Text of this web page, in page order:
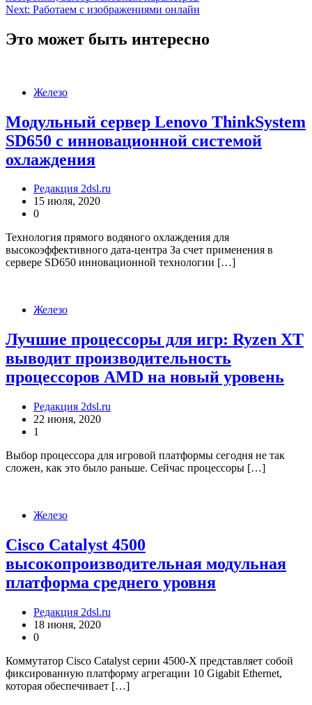
по
Next: Работаем с изображениями онлайн
Это может быть интересно
Железо
Модульный сервер Lenovo ThinkSystem
SD650 с инновационной системой
охлаждения
Редакция 2dsl.ru
15 июля, 2020
0
Технология прямого водяного охлаждения для
высокоэффективного дата-центра За счет применения в
сервере SD650 инновационной технологии […]
Железо
Лучшие процессоры для игр: Ryzen XT
выводит производительность
процессоров AMD на новый уровень
Редакция 2dsl.ru
22 июня, 2020
1
Выбор процессора для игровой платформы сегодня не так
сложен, как это было раньше. Сейчас процессоры […]
Железо
Cisco Catalyst 4500
высокопроизводительная модульная
платформа среднего уровня
Редакция 2dsl.ru
18 июня, 2020
0
Коммутатор Cisco Catalyst серии 4500-X представляет собой
фиксированную платформу агрегации 10 Gigabit Ethernet,
которая обеспечивает […]